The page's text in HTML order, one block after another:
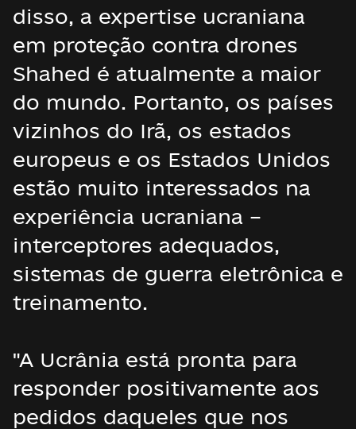
disso, a expertise ucraniana
em proteção contra drones
Shahed é atualmente a maior
do mundo. Portanto, os países
vizinhos do Irã, os estados
europeus e os Estados Unidos
estão muito interessados na
experiência ucraniana –
interceptores adequados,
sistemas de guerra eletrônica e
treinamento.
"A Ucrânia está pronta para
responder positivamente aos
pedidos daqueles que nos